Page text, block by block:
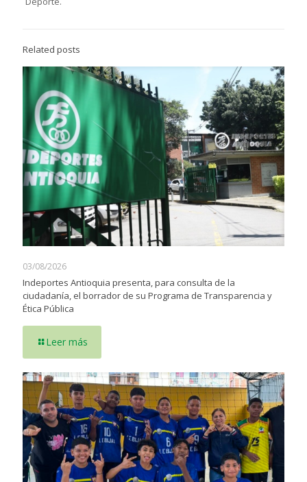
Related posts
03/08/2026
Indeportes Antioquia presenta, para consulta de la
ciudadanía, el borrador de su Programa de Transparencia y
Ética Pública
Leer más